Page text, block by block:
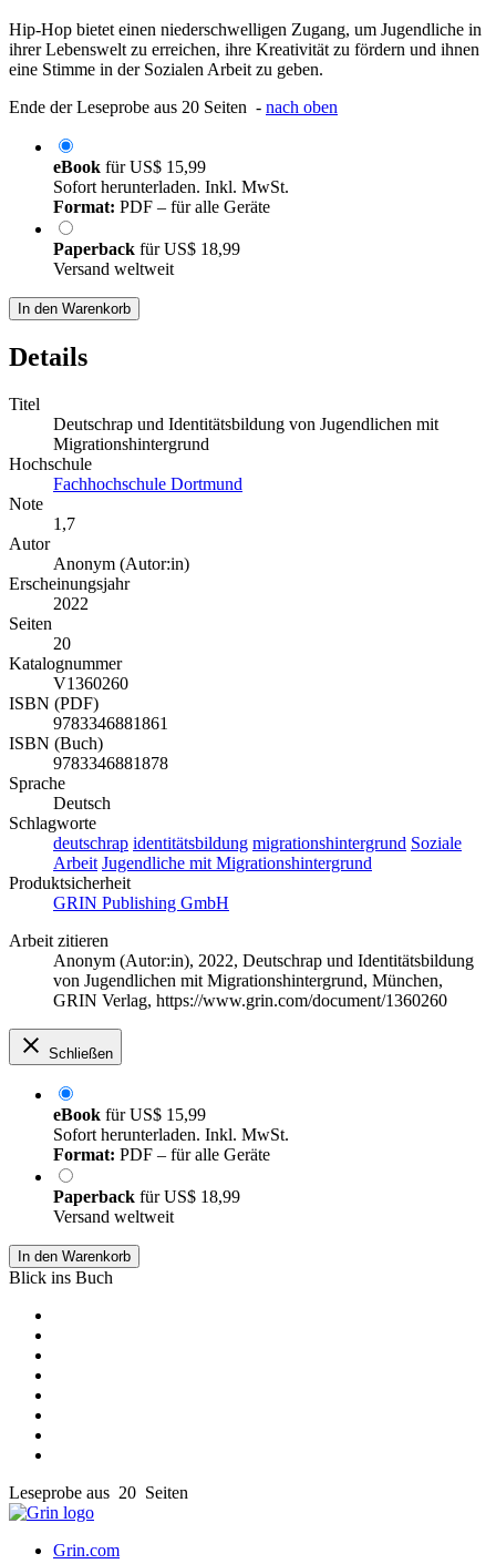
Hip-Hop bietet einen niederschwelligen Zugang, um Jugendliche in
ihrer Lebenswelt zu erreichen, ihre Kreativität zu fördern und ihnen
eine Stimme in der Sozialen Arbeit zu geben.
Ende der Leseprobe aus 20 Seiten - nach oben
eBook fürUS$ 15,99
Sofort herunterladen. Inkl. MwSt.
Format: PDF – für alle Geräte
Paperback fürUS$ 18,99
Versand weltweit
In den Warenkorb
Details
Titel
Deutschrap und Identitätsbildung von Jugendlichen mit
Migrationshintergrund
Hochschule
Fachhochschule Dortmund
Note
1,7
Autor
Anonym (Autor:in)
Erscheinungsjahr
2022
Seiten
20
Katalognummer
V1360260
ISBN (PDF)
9783346881861
ISBN (Buch)
9783346881878
Sprache
Deutsch
Schlagworte
deutschrap identitätsbildung migrationshintergrund Soziale
Arbeit Jugendliche mit Migrationshintergrund
Produktsicherheit
GRIN Publishing GmbH
Arbeit zitieren
Anonym (Autor:in), 2022, Deutschrap und Identitätsbildung
von Jugendlichen mit Migrationshintergrund, München,
GRIN Verlag, https://www.grin.com/document/1360260
Schließen
eBook fürUS$ 15,99
Sofort herunterladen. Inkl. MwSt.
Format: PDF – für alle Geräte
Paperback fürUS$ 18,99
Versand weltweit
In den Warenkorb
Blick ins Buch
Leseprobe aus 20 Seiten
Grin.com